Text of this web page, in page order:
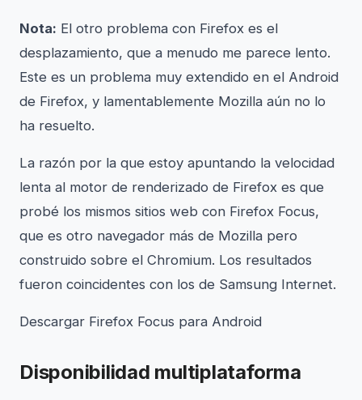
Nota: El otro problema con Firefox es el
desplazamiento, que a menudo me parece lento.
Este es un problema muy extendido en el Android
de Firefox, y lamentablemente Mozilla aún no lo
ha resuelto.
La razón por la que estoy apuntando la velocidad
lenta al motor de renderizado de Firefox es que
probé los mismos sitios web con Firefox Focus,
que es otro navegador más de Mozilla pero
construido sobre el Chromium. Los resultados
fueron coincidentes con los de Samsung Internet.
Descargar Firefox Focus para Android
Disponibilidad multiplataforma